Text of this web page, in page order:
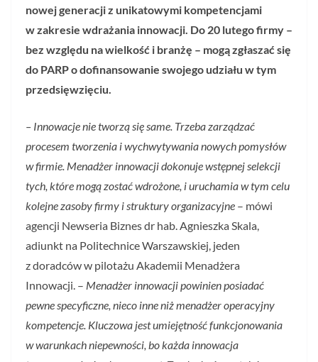
nowej generacji z unikatowymi kompetencjami
w zakresie wdrażania innowacji. Do 20 lutego firmy –
bez względu na wielkość i branżę – mogą zgłaszać się
do PARP o dofinansowanie swojego udziału w tym
przedsięwzięciu.
– Innowacje nie tworzą się same. Trzeba zarządzać
procesem tworzenia i wychwytywania nowych pomysłów
w firmie. Menadżer innowacji dokonuje wstępnej selekcji
tych, które mogą zostać wdrożone, i uruchamia w tym celu
kolejne zasoby firmy i struktury organizacyjne – mówi
agencji Newseria Biznes dr hab. Agnieszka Skala,
adiunkt na Politechnice Warszawskiej, jeden
z doradców w pilotażu Akademii Menadżera
Innowacji. – Menadżer innowacji powinien posiadać
pewne specyficzne, nieco inne niż menadżer operacyjny
kompetencje. Kluczowa jest umiejętność funkcjonowania
w warunkach niepewności, bo każda innowacja